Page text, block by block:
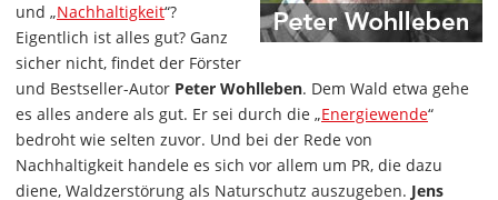
und „Nachhaltigkeit“?
Eigentlich ist alles gut? Ganz
sicher nicht, findet der Förster
und Bestseller-Autor Peter Wohlleben. Dem Wald etwa gehe
es alles andere als gut. Er sei durch die „Energiewende“
bedroht wie selten zuvor. Und bei der Rede von
Nachhaltigkeit handele es sich vor allem um PR, die dazu
diene, Waldzerstörung als Naturschutz auszugeben. Jens